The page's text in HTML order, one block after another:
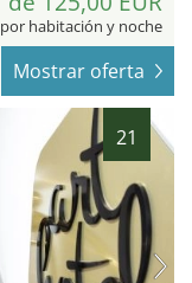
por habitación y noche
Mostrar oferta
21